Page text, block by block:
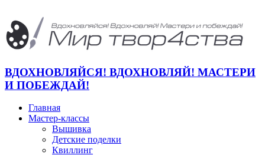
ВДОХНОВЛЯЙСЯ! ВДОХНОВЛЯЙ! МАСТЕРИ
И ПОБЕЖДАЙ!
Главная
Мастер-классы
Вышивка
Детские поделки
Квиллинг